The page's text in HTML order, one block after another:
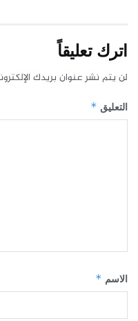
اترك تعليقاً
لن يتم نشر عنوان بريدك
التعليق *
الاسم *